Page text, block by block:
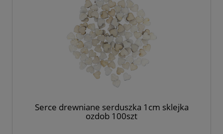
Serce drewniane serduszka 1cm sklejka
ozdob 100szt